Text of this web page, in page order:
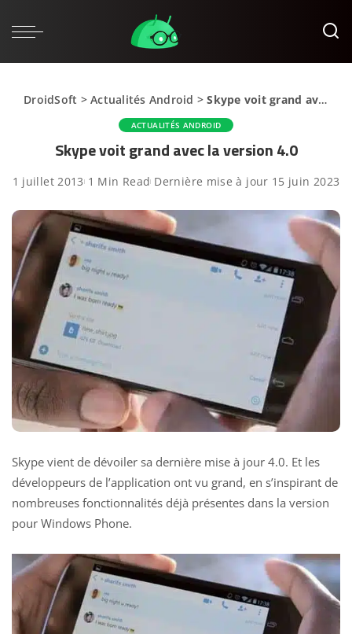
DroidSoft >Actualités Android >Skype voit grand avec la version 4.0
ACTUALITÉS ANDROID
Skype voit grand avec la version 4.0
1 juillet 2013 1 Min Read Dernière mise à jour 15 juin 2023
Skype vient de dévoiler sa dernière mise à jour 4.0. Et les
développeurs de l’application ont vu grand, en s’inspirant de
nombreuses fonctionnalités déjà présentes dans la version
pour Windows Phone.